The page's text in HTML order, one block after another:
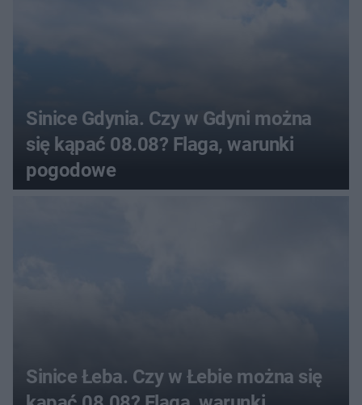
Sinice Gdynia. Czy w Gdyni można
się kąpać 08.08? Flaga, warunki
pogodowe
Sinice Łeba. Czy w Łebie można się